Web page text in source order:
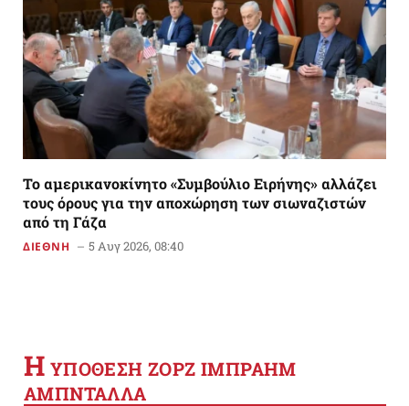
Το αμερικανoκίνητο «Συμβούλιο Ειρήνης» αλλάζει
τους όρους για την αποχώρηση των σιωναζιστών
από τη Γάζα
ΔΙΕΘΝΗ 5 Αυγ 2026, 08:40
Η YΠΟΘΕΣΗ ΖΟΡΖ ΙΜΠΡΑΗΜ
ΑΜΠΝΤΑΛΛΑ